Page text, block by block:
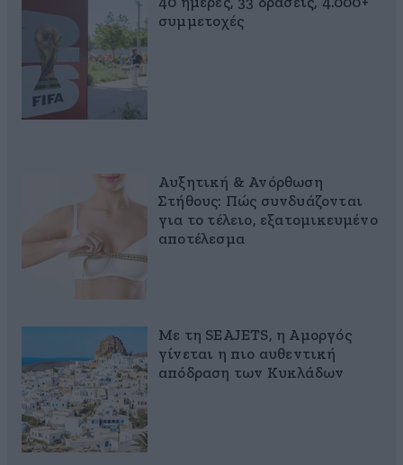
40 ημέρες, 33 δράσεις, 4.000+
συμμετοχές
Αυξητική & Ανόρθωση
Στήθους: Πώς συνδυάζονται
για το τέλειο, εξατομικευμένο
αποτέλεσμα
Με τη SEAJETS, η Αμοργός
γίνεται η πιο αυθεντική
απόδραση των Κυκλάδων